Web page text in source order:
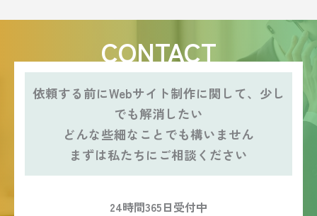
CONTACT
依頼する前にWebサイト制作に関して、少し
でも解消したい
どんな些細なことでも構いません
まずは私たちにご相談ください
24時間365日受付中